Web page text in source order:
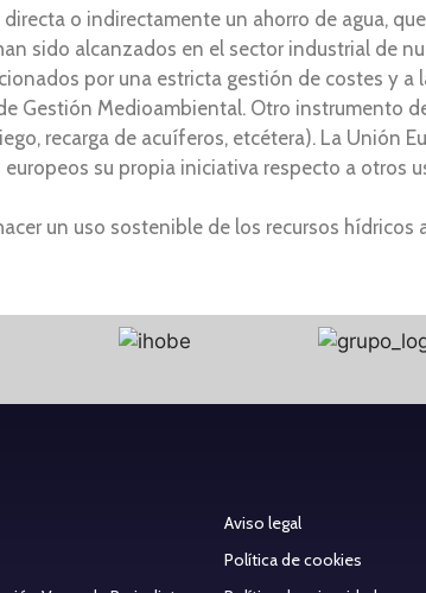
o indirectamente un ahorro de agua,
sido alcanzados en el sector industrial de
por una estricta gestión de costes y a
Gestión Medioambiental. Otro instrumento
recarga de acuíferos, etcétera). La Unión
su propia iniciativa respecto a otros
un uso sostenible de los recursos
Aviso legal
Política de cookies